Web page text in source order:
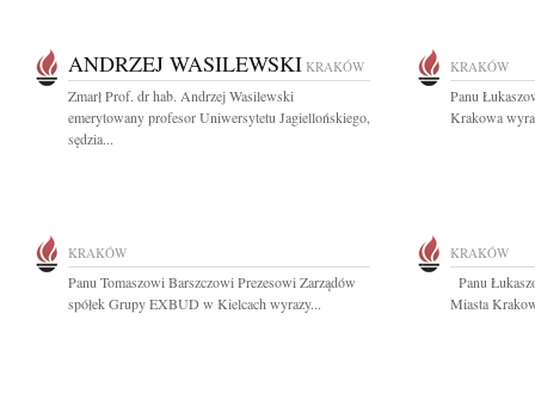
ANDRZEJ WASILEWSKI KRAKÓW
Zmarł Prof. dr hab. Andrzej Wasilewski
emerytowany profesor Uniwersytetu Jagiellońskiego,
sędzia...
KRAKÓW
Panu
Krakowa
KRAKÓW
Panu Tomaszowi Barszczowi Prezesowi Zarządów
spółek Grupy EXBUD w Kielcach wyrazy...
KRAKÓW
Panu
Miasta